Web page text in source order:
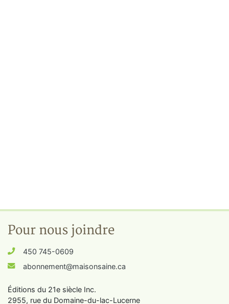
Pour nous joindre
450 745-0609
abonnement@maisonsaine.ca
Éditions du 21e siècle Inc.
2955, rue du Domaine-du-lac-Lucerne